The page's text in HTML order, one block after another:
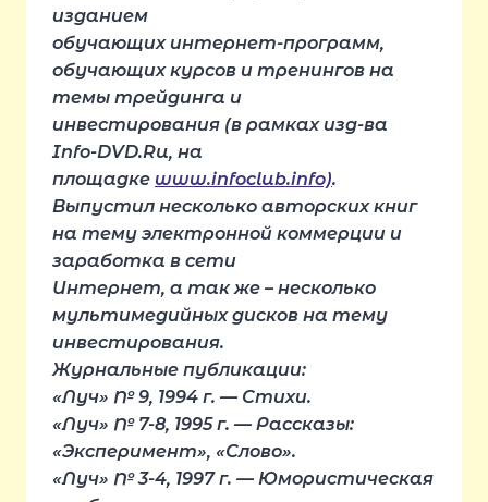
изданием
обучающих интернет-программ,
обучающих курсов и тренингов на
темы трейдинга и
инвестирования (в рамках изд-ва
Info-DVD.Ru, на
площадке www.infoclub.info).
Выпустил несколько авторских книг
на тему электронной коммерции и
заработка в сети
Интернет, а так же – несколько
мультимедийных дисков на тему
инвестирования.
Журнальные публикации:
«Луч» № 9, 1994 г. — Стихи.
«Луч» № 7-8, 1995 г. — Рассказы:
«Эксперимент», «Слово».
«Луч» № 3-4, 1997 г. — Юмористическая